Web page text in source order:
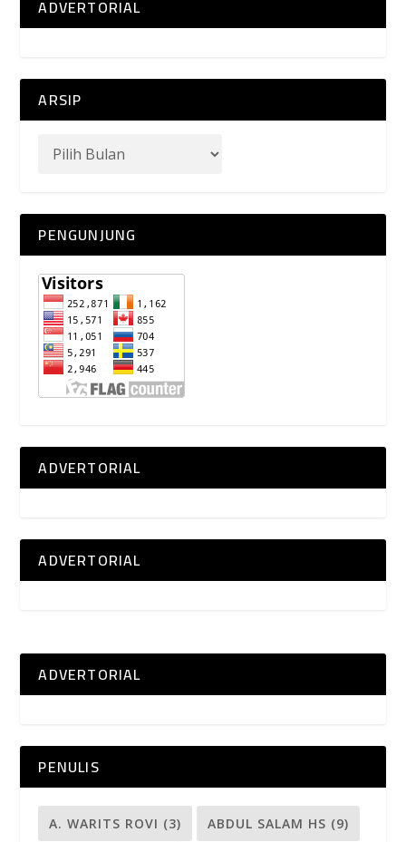
ADVERTORIAL
ARSIP
PENGUNJUNG
ADVERTORIAL
ADVERTORIAL
ADVERTORIAL
PENULIS
A. WARITS ROVI (3) ABDUL SALAM HS (9)